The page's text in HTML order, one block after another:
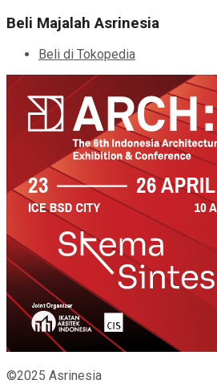
Beli Majalah Asrinesia
Beli di Tokopedia
©2025 Asrinesia